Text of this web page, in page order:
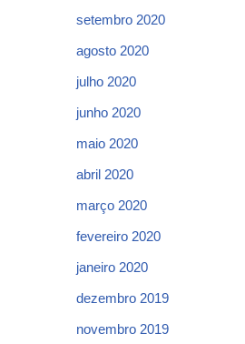
setembro 2020
agosto 2020
julho 2020
junho 2020
maio 2020
abril 2020
março 2020
fevereiro 2020
janeiro 2020
dezembro 2019
novembro 2019